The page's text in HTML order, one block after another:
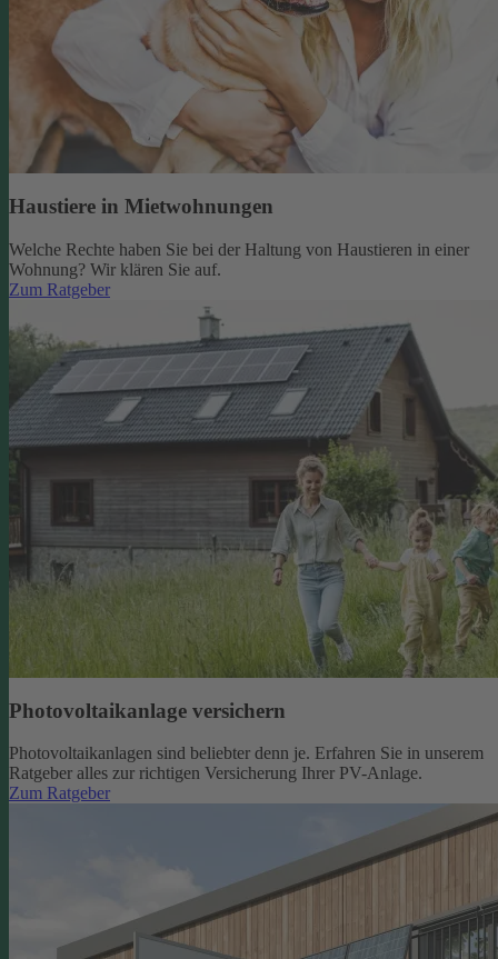
Haustiere in Mietwohnungen
Welche Rechte haben Sie bei der Haltung von Haustieren in einer
Wohnung? Wir klären Sie auf.
Zum Ratgeber
Photovoltaikanlage versichern
Photovoltaikanlagen sind beliebter denn je. Erfahren Sie in unserem
Ratgeber alles zur richtigen Versicherung Ihrer PV-Anlage.
Zum Ratgeber